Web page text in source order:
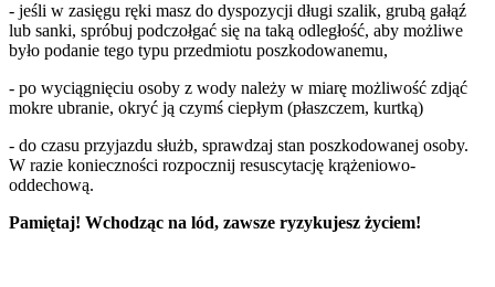
- jeśli w zasięgu ręki masz do dyspozycji długi szalik, grubą gałąź
lub sanki, spróbuj podczołgać się na taką odległość, aby możliwe
było podanie tego typu przedmiotu poszkodowanemu,
- po wyciągnięciu osoby z wody należy w miarę możliwość zdjąć
mokre ubranie, okryć ją czymś ciepłym (płaszczem, kurtką)
- do czasu przyjazdu służb, sprawdzaj stan poszkodowanej osoby.
W razie konieczności rozpocznij resuscytację krążeniowo-
oddechową.
Pamiętaj! Wchodząc na lód, zawsze ryzykujesz życiem!